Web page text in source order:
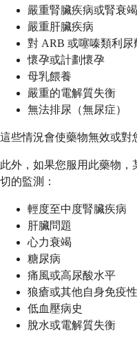
嚴重腎臟疾病或腎衰竭
嚴重肝臟疾病
對 ARB 或噻嗪類利尿
懷孕或計劃懷孕
母乳餵養
嚴重的電解質失衡
無法排尿（無尿症）
這些情況會使藥物無效或對
此外，如果您服用此藥物
切的監測：
輕度至中度腎臟疾病
肝臟問題
心力衰竭
糖尿病
痛風或高尿酸水平
狼瘡或其他自身免疫
低血壓病史
脫水或電解質失衡